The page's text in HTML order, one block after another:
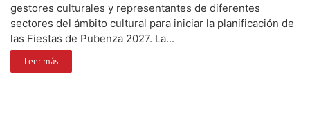
gestores culturales y representantes de diferentes
sectores del ámbito cultural para iniciar la planificación de
las Fiestas de Pubenza 2027. La...
Leer más